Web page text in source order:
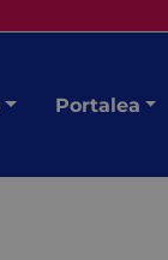
Portalea